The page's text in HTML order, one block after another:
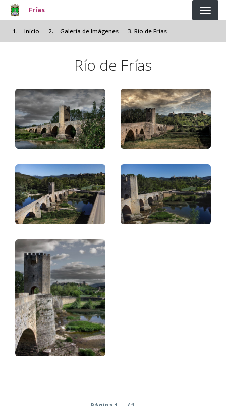
Pasar al contenido principal
Frías
Inicio Galería de Imágenes Río de Frías
Río de Frías